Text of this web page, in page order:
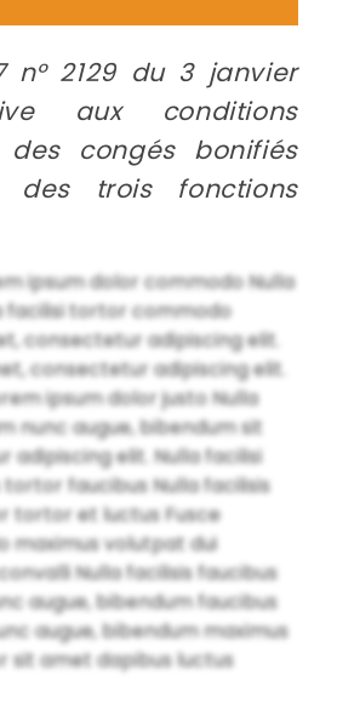
n° 2129 du 3 janvier
aux conditions
des congés bonifiés
des trois fonctions
ipsum dolor commodo Nulla
facilisi tortor commodo
consectetur adipiscing elit.
consectetur adipiscing elit.
ipsum dolor justo Nulla
nunc augue, bibendum sit
adipiscing elit. Nulla facilisi
tortor faucibus Nulla facilisis
tortor et luctus Fusce
maximus volutpat dui
Nulla facilisis faucibus
augue, bibendum faucibus
augue, bibendum maximus
sit amet dapibus luctus